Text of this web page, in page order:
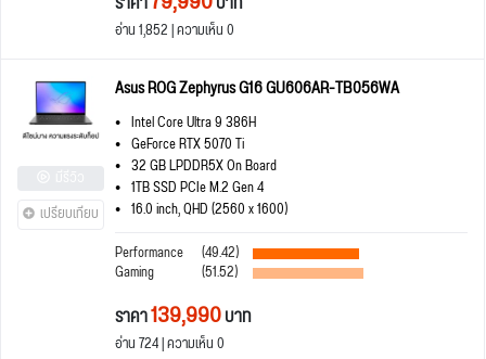
อ่าน 1,852 | ความเห็น 0
เปรียบเทียบ
Asus ROG Zephyrus G16 GU606AR-TB056WA
Intel Core Ultra 9 386H
GeForce RTX 5070 Ti
32 GB LPDDR5X On Board
1TB SSD PCIe M.2 Gen 4
16.0 inch, QHD (2560 x 1600)
Performance
(49.42)
Gaming (51.52)
ราคา139,990บาท
อ่าน 724 | ความเห็น 0